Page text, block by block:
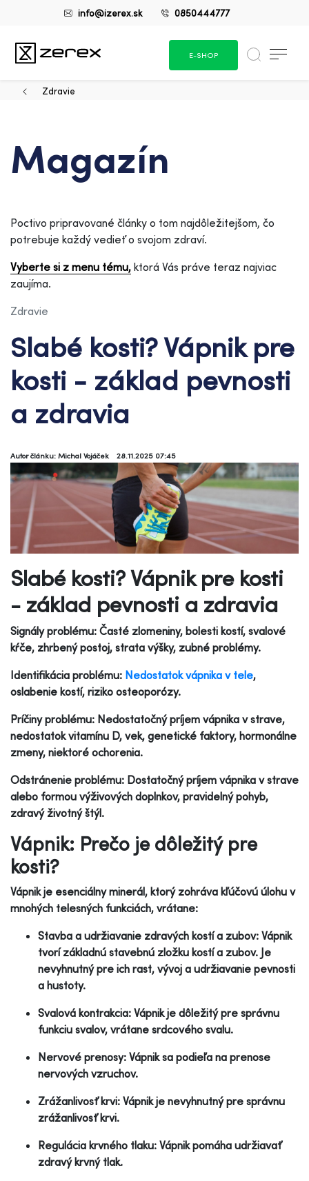
info@izerex.sk 0850444777
E-SHOP
Zdravie
Magazín
Poctivo pripravované články o tom najdôležitejšom, čo
potrebuje každý vedieť o svojom zdraví.
Vyberte si z menu tému, ktorá Vás práve teraz najviac
zaujíma.
Zdravie
Slabé kosti? Vápnik pre
kosti - základ pevnosti
a zdravia
Autor článku: Michal Vojáček 28.11.2025 07:45
Slabé kosti? Vápnik pre kosti
- základ pevnosti a zdravia
Signály problému: Časté zlomeniny, bolesti kostí, svalové
kŕče, zhrbený postoj, strata výšky, zubné problémy.
Identifikácia problému: Nedostatok vápnika v tele,
oslabenie kostí, riziko osteoporózy.
Príčiny problému: Nedostatočný príjem vápnika v strave,
nedostatok vitamínu D, vek, genetické faktory, hormonálne
zmeny, niektoré ochorenia.
Odstránenie problému: Dostatočný príjem vápnika v strave
alebo formou výživových doplnkov, pravidelný pohyb,
zdravý životný štýl.
Vápnik: Prečo je dôležitý pre
kosti?
Vápnik je esenciálny minerál, ktorý zohráva kľúčovú úlohu v
mnohých telesných funkciách, vrátane:
Stavba a udržiavanie zdravých kostí a zubov: Vápnik
tvorí základnú stavebnú zložku kostí a zubov. Je
nevyhnutný pre ich rast, vývoj a udržiavanie pevnosti
a hustoty.
Svalová kontrakcia: Vápnik je dôležitý pre správnu
funkciu svalov, vrátane srdcového svalu.
Nervové prenosy: Vápnik sa podieľa na prenose
nervových vzruchov.
Zrážanlivosť krvi: Vápnik je nevyhnutný pre správnu
zrážanlivosť krvi.
Regulácia krvného tlaku: Vápnik pomáha udržiavať
zdravý krvný tlak.